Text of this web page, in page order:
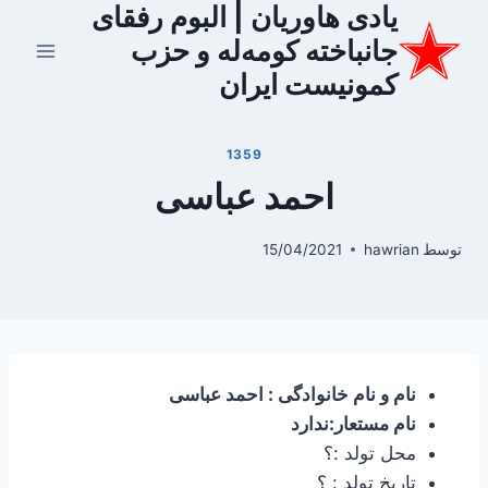
محتوا
یادی هاوریان | البوم رفقای
جانباخته کومه‌له و حزب
کمونیست ایران
1359
احمد عباسی
توسط hawrian
15/04/2021
نام و نام خانوادگی : احمد عباسی
نام مستعار:ندارد
محل تولد :؟
تاریخ تولد : ؟